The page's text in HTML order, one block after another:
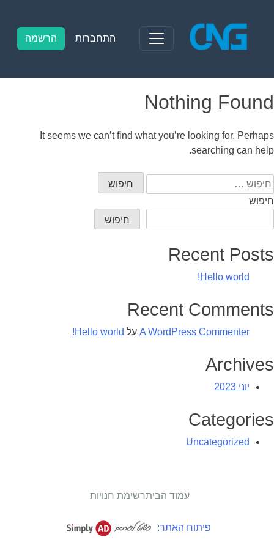
content
התחברות הרשמה
Nothing Found
It seems we can’t find what you’re looking for. Perhaps
searching can help.
חיפוש:
חיפוש
חיפוש
Recent Posts
Hello world!
Recent Comments
A WordPress Commenter על Hello world!
Archives
יוני 2023
Categories
Uncategorized
עמוד הביתרשימת חנויות
פיתוח האתר: